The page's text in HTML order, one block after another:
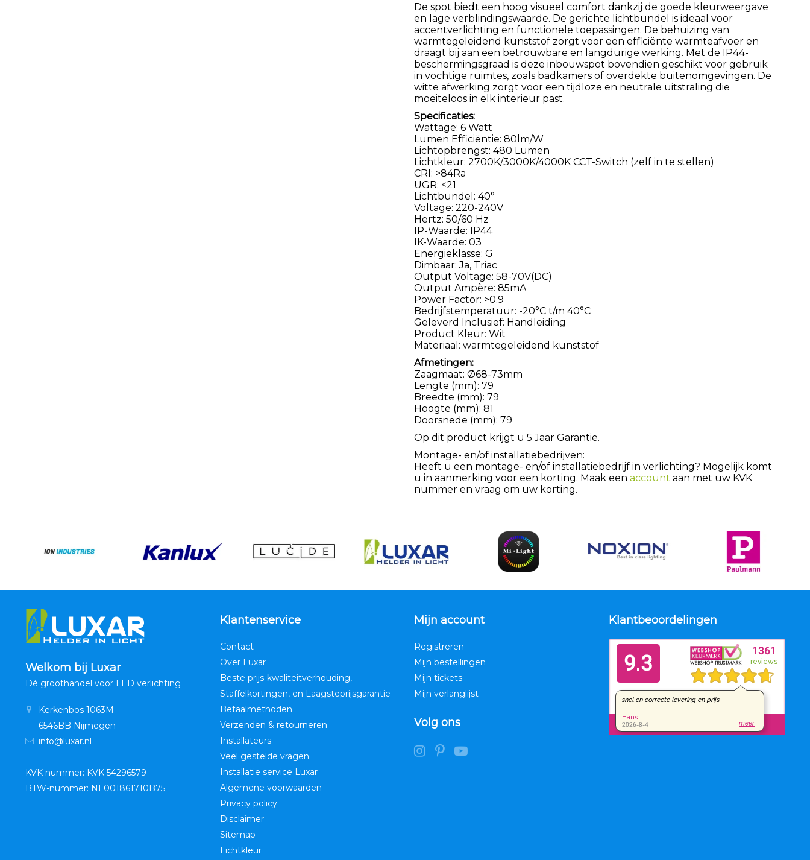
De spot biedt een hoog visueel comfort dankzij de goede kleurweergave
en lage verblindingswaarde. De gerichte lichtbundel is ideaal voor
accentverlichting en functionele toepassingen. De behuizing van
warmtegeleidend kunststof zorgt voor een efficiënte warmteafvoer en
draagt bij aan een betrouwbare en langdurige werking. Met de IP44-
beschermingsgraad is deze inbouwspot bovendien geschikt voor gebruik
in vochtige ruimtes, zoals badkamers of overdekte buitenomgevingen. De
witte afwerking zorgt voor een tijdloze en neutrale uitstraling die
moeiteloos in elk interieur past.
Specificaties:
Wattage: 6 Watt
Lumen Efficiëntie: 80lm/W
Lichtopbrengst: 480 Lumen
Lichtkleur: 2700K/3000K/4000K CCT-Switch (zelf in te stellen)
CRI: >84Ra
UGR: <21
Lichtbundel: 40°
Voltage: 220-240V
Hertz: 50/60 Hz
IP-Waarde: IP44
IK-Waarde: 03
Energieklasse: G
Dimbaar: Ja, Triac
Output Voltage: 58-70V(DC)
Output Ampère: 85mA
Power Factor: >0.9
Bedrijfstemperatuur: -20°C t/m 40°C
Geleverd Inclusief: Handleiding
Product Kleur: Wit
Materiaal: warmtegeleidend kunststof
Afmetingen:
Zaagmaat: Ø68-73mm
Lengte (mm): 79
Breedte (mm): 79
Hoogte (mm): 81
Doorsnede (mm): 79
Op dit product krijgt u 5 Jaar Garantie.
Montage- en/of installatiebedrijven:
Heeft u een montage- en/of installatiebedrijf in verlichting? Mogelijk komt
u in aanmerking voor een korting. Maak een account aan met uw KVK
nummer en vraag om uw korting.
Welkom bij Luxar
Dé groothandel voor LED verlichting
Kerkenbos 1063M
6546BB Nijmegen
info@luxar.nl
KVK nummer: KVK 54296579
BTW-nummer: NL001861710B75
Klantenservice
Contact
Over Luxar
Beste prijs-kwaliteitverhouding,
Staffelkortingen, en Laagsteprijsgarantie
Betaalmethoden
Verzenden & retourneren
Installateurs
Veel gestelde vragen
Installatie service Luxar
Algemene voorwaarden
Privacy policy
Disclaimer
Sitemap
Lichtkleur
Mijn account
Registreren
Mijn bestellingen
Mijn tickets
Mijn verlanglijst
Volg ons
Klantbeoordelingen